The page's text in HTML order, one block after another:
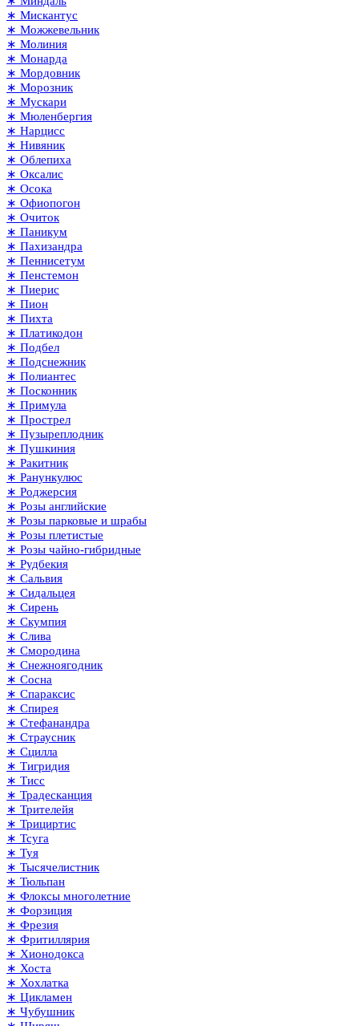
∗ Мискантус
∗ Можжевельник
∗ Молиния
∗ Монарда
∗ Мордовник
∗ Морозник
∗ Мускари
∗ Мюленбергия
∗ Нарцисс
∗ Нивяник
∗ Облепиха
∗ Оксалис
∗ Осока
∗ Офиопогон
∗ Очиток
∗ Паникум
∗ Пахизандра
∗ Пеннисетум
∗ Пенстемон
∗ Пиерис
∗ Пион
∗ Пихта
∗ Платикодон
∗ Подбел
∗ Подснежник
∗ Полиантес
∗ Посконник
∗ Примула
∗ Прострел
∗ Пузыреплодник
∗ Пушкиния
∗ Ракитник
∗ Ранункулюс
∗ Роджерсия
∗ Розы английские
∗ Розы парковые и шрабы
∗ Розы плетистые
∗ Розы чайно-гибридные
∗ Рудбекия
∗ Сальвия
∗ Сидальцея
∗ Сирень
∗ Скумпия
∗ Слива
∗ Смородина
∗ Снежноягодник
∗ Сосна
∗ Спараксис
∗ Спирея
∗ Стефанандра
∗ Страусник
∗ Сцилла
∗ Тигридия
∗ Тисс
∗ Традесканция
∗ Трителейя
∗ Трициртис
∗ Тсуга
∗ Туя
∗ Тысячелистник
∗ Тюльпан
∗ Флоксы многолетние
∗ Форзиция
∗ Фрезия
∗ Фритиллярия
∗ Хионодокса
∗ Хоста
∗ Хохлатка
∗ Цикламен
∗ Чубушник